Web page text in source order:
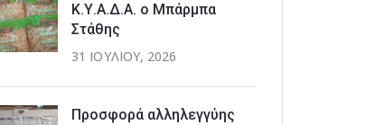
Κ.Υ.Α.Δ.Α. ο Μπάρμπα
Στάθης
31 ΙΟΥΛΊΟΥ, 2026
Προσφορά αλληλεγγύης